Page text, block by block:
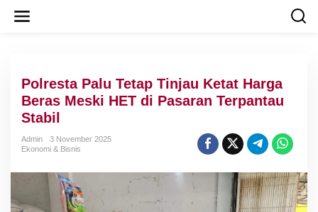
Polresta Palu Tetap Tinjau Ketat Harga
Beras Meski HET di Pasaran Terpantau
Stabil
Admin
3 November 2025
Ekonomi & Bisnis